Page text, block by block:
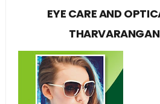
EYE CARE AND